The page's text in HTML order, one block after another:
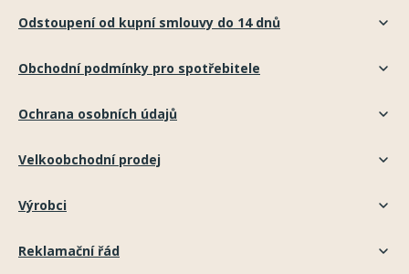
Odstoupení od kupní smlouvy do 14 dnů
Obchodní podmínky pro spotřebitele
Ochrana osobních údajů
Velkoobchodní prodej
Výrobci
Reklamační řád